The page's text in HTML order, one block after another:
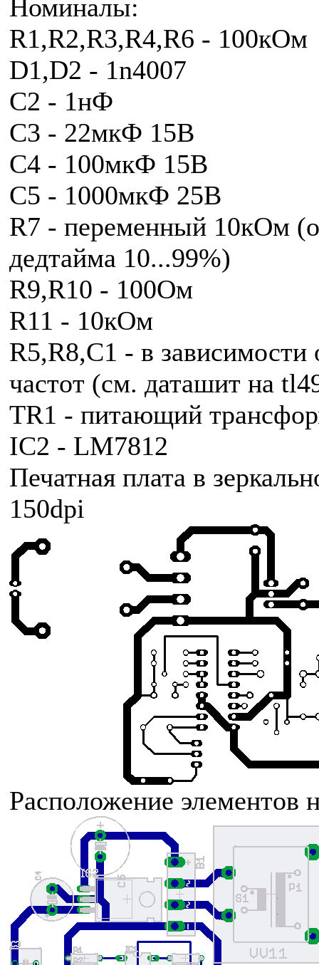
Номиналы:
R1,R2,R3,R4,R6 - 100кОм
D1,D2 - 1n4007
C2 - 1нФ
C3 - 22мкФ 15В
C4 - 100мкФ 15В
C5 - 1000мкФ 25В
R7 - переменный 10кОм
дедтайма 10...99%)
R9,R10 - 100Ом
R11 - 10кОм
R5,R8,C1 - в зависимости
частот (см. даташит на
TR1 - питающий
IC2 - LM7812
Печатная плата в
150dpi
Расположение элементов